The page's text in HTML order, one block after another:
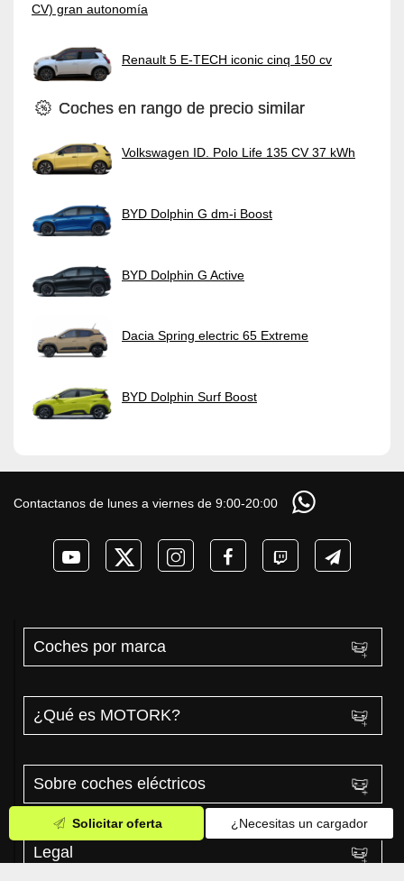
Solicitar oferta ¿Necesitas un cargador
CV) gran autonomía
Renault 5 E-TECH iconic cinq 150 cv
Coches en rango de precio similar
Volkswagen ID. Polo Life 135 CV 37 kWh
BYD Dolphin G dm-i Boost
BYD Dolphin G Active
Dacia Spring electric 65 Extreme
BYD Dolphin Surf Boost
Contactanos de lunes a viernes de 9:00-20:00
Coches por marca
¿Qué es MOTORK?
Sobre coches eléctricos
Legal